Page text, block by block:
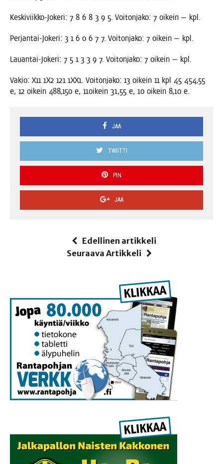
Kes­ki­viik­ko-Joke­ri: 7 8 6 8 3 9 5. Voi­ton­ja­ko: 7 oikein — kpl.
Per­jan­tai-Joke­ri: 3 1 6 0 6 7 7. Voi­ton­ja­ko: 7 oikein — kpl.
Lau­an­tai-Joke­ri: 7 5 1 3 3 9 7. Voi­ton­ja­ko: 7 oikein — kpl.
Vakio: X11 1X2 121 1XX1. Voi­ton­ja­ko: 13 oikein 11 kpl 45 454,55
e, 12 oikein 488,150 e, 11oikein 31,55 e, 10 oikein 8,10 e.
JAA
TWIITTI
PIN
JAA
Edellinen artikkeli
Seuraava Artikkeli